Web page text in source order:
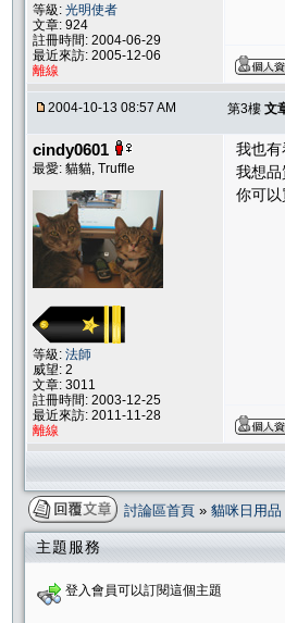
等級: 光明使者
文章: 924
註冊時間: 2004-06-29
最近來訪: 2005-12-06
離線
2004-10-13 08:57 AM 第3樓 文
cindy0601
最愛: 貓貓, Truffle
等級: 法師
威望: 2
文章: 3011
註冊時間: 2003-12-25
最近來訪: 2011-11-28
離線
我也
我想
你可
討論區首頁 » 貓咪日用品
主題服務
登入會員可以訂閱這個主題